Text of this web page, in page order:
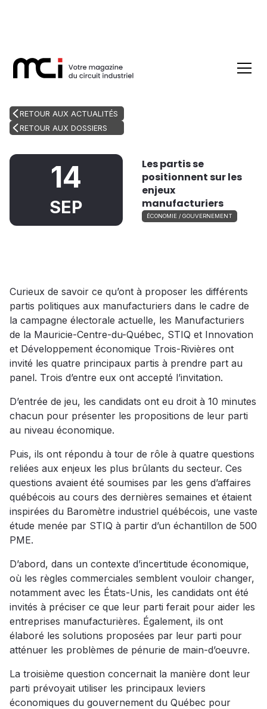
RETOUR AUX ACTUALITÉS
RETOUR AUX DOSSIERS
14
SEP
Les partis se
positionnent sur les
enjeux
manufacturiers
ÉCONOMIE / GOUVERNEMENT
Curieux de savoir ce qu’ont à proposer les différents
partis politiques aux manufacturiers dans le cadre de
la campagne électorale actuelle, les Manufacturiers
de la Mauricie-Centre-du-Québec, STIQ et Innovation
et Développement économique Trois-Rivières ont
invité les quatre principaux partis à prendre part au
panel. Trois d’entre eux ont accepté l’invitation.
D’entrée de jeu, les candidats ont eu droit à 10 minutes
chacun pour présenter les propositions de leur parti
au niveau économique.
Puis, ils ont répondu à tour de rôle à quatre questions
reliées aux enjeux les plus brûlants du secteur. Ces
questions avaient été soumises par les gens d’affaires
québécois au cours des dernières semaines et étaient
inspirées du Baromètre industriel québécois, une vaste
étude menée par STIQ à partir d’un échantillon de 500
PME.
D’abord, dans un contexte d’incertitude économique,
où les règles commerciales semblent vouloir changer,
notamment avec les États-Unis, les candidats ont été
invités à préciser ce que leur parti ferait pour aider les
entreprises manufacturières. Également, ils ont
élaboré les solutions proposées par leur parti pour
atténuer les problèmes de pénurie de main-d’oeuvre.
La troisième question concernait la manière dont leur
parti prévoyait utiliser les principaux leviers
économiques du gouvernement du Québec pour